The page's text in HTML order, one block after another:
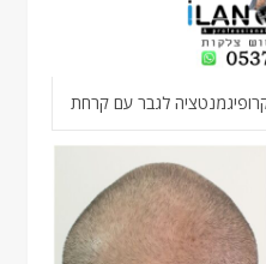
לגבר עם קרחת